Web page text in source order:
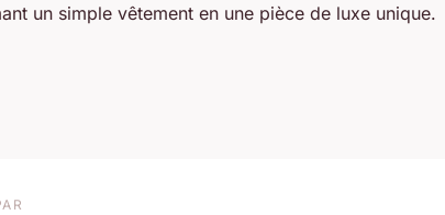
un simple vêtement en une pièce de luxe unique.